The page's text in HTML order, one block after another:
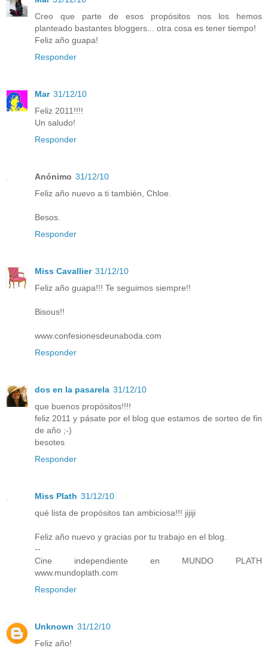
Creo que parte de esos propósitos nos los hemos
planteado bastantes bloggers... otra cosa es tener tiempo!
Feliz año guapa!
Responder
Mar 31/12/10
Feliz 2011!!!!
Un saludo!
Responder
Anónimo 31/12/10
Feliz año nuevo a ti también, Chloe.
Besos.
Responder
Miss Cavallier 31/12/10
Feliz año guapa!!! Te seguimos siempre!!
Bisous!!
www.confesionesdeunaboda.com
Responder
dos en la pasarela 31/12/10
que buenos propósitos!!!!
feliz 2011 y pásate por el blog que estamos de sorteo de fin
de año ;-)
besotes
Responder
Miss Plath 31/12/10
qué lista de propósitos tan ambiciosa!!! jijiji
Feliz año nuevo y gracias por tu trabajo en el blog.
--
Cine independiente en MUNDO PLATH
www.mundoplath.com
Responder
Unknown 31/12/10
Feliz año!